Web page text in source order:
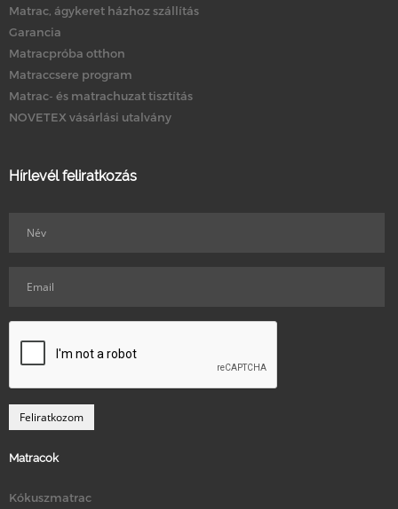
Matrac, ágykeret házhoz szállítás
Garancia
Matracpróba otthon
Matraccsere program
Matrac- és matrachuzat tisztítás
NOVETEX vásárlási utalvány
Hírlevél feliratkozás
Matracok
Kókuszmatrac